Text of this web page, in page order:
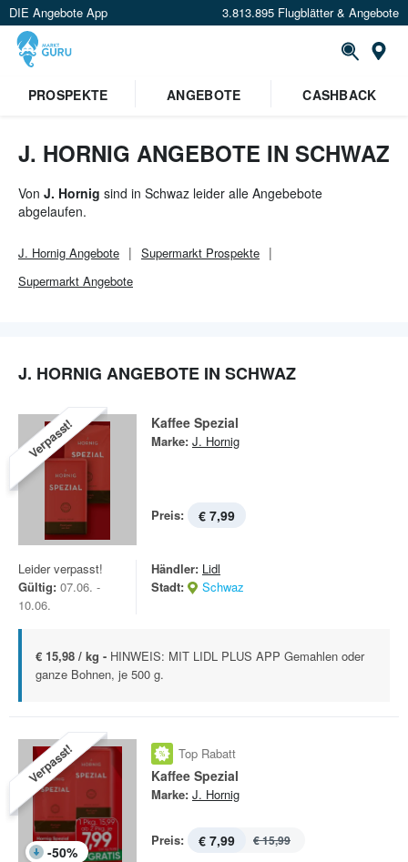
DIE Angebote App 3.813.895 Flugblätter & Angebote
PROSPEKTE ANGEBOTE CASHBACK
J. HORNIG ANGEBOTE IN SCHWAZ
Von J. Hornig sind in Schwaz leider alle Angebebote
abgelaufen.
J. Hornig Angebote Supermarkt Prospekte
Supermarkt Angebote
J. HORNIG ANGEBOTE IN SCHWAZ
Verpasst! Kaffee Spezial
Marke: J. Hornig
Preis: € 7,99
Leider verpasst!
Gültig: 07.06. -
10.06.
Händler: Lidl
Stadt:
Schwaz
€ 15,98 / kg - HINWEIS: MIT LIDL PLUS APP Gemahlen oder
ganze Bohnen, je 500 g.
Verpasst!
-50%
Top Rabatt
Kaffee Spezial
Marke: J. Hornig
Preis: € 7,99 € 15,99